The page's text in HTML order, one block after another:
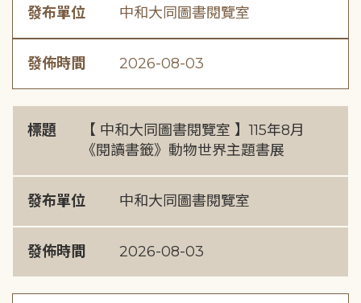
發布單位 中和大同圖書閱覽室
發佈時間 2026-08-03
標題
【 中和大同圖書閱覽室 】115年8月
《閱讀書籤》動物世界主題書展
發布單位 中和大同圖書閱覽室
發佈時間 2026-08-03